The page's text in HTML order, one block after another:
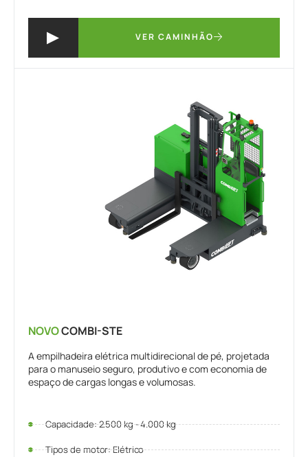
VER CAMINHÃO
NOVOCOMBI-STE
A empilhadeira elétrica multidirecional de pé, projetada
para o manuseio seguro, produtivo e com economia de
espaço de cargas longas e volumosas.
Capacidade: 2.500 kg - 4.000 kg
Tipos de motor: Elétrico